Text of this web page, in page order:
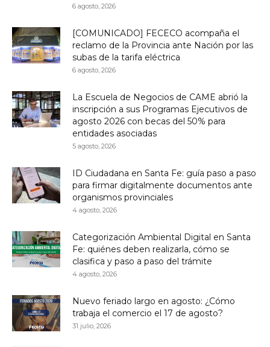
6 agosto, 2026
[COMUNICADO] FECECO acompaña el
reclamo de la Provincia ante Nación por las
subas de la tarifa eléctrica
6 agosto, 2026
La Escuela de Negocios de CAME abrió la
inscripción a sus Programas Ejecutivos de
agosto 2026 con becas del 50% para
entidades asociadas
5 agosto, 2026
ID Ciudadana en Santa Fe: guía paso a paso
para firmar digitalmente documentos ante
organismos provinciales
4 agosto, 2026
Categorización Ambiental Digital en Santa
Fe: quiénes deben realizarla, cómo se
clasifica y paso a paso del trámite
4 agosto, 2026
Nuevo feriado largo en agosto: ¿Cómo
trabaja el comercio el 17 de agosto?
31 julio, 2026